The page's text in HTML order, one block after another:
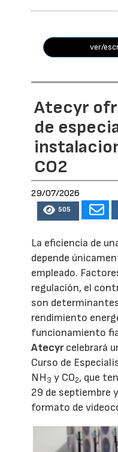
ver/
Atecyr
de
CO2
29/07/2026
505
La eficiencia de
depende
empleado.
regulación, el
son
rendimiento
funcionamiento
Atecyrcelebrará
Curso de
NH3 y CO2, que
29 de septiembre
formato de